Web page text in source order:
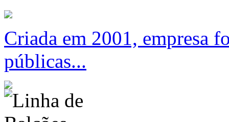
Criada em 2001, empresa
públicas...